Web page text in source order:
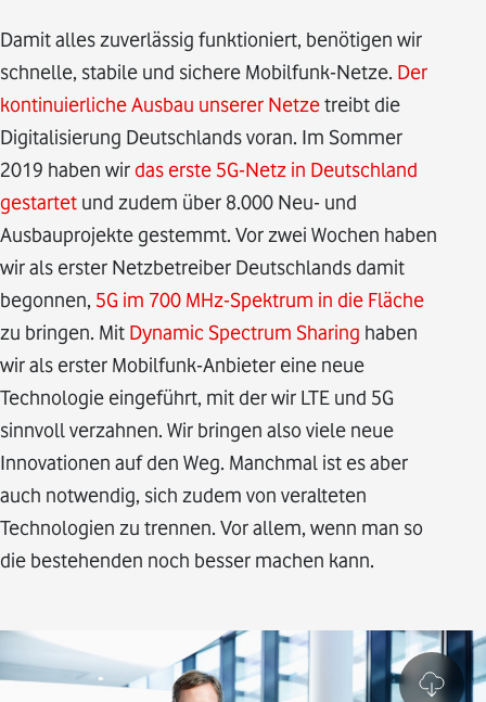
Damit alles zuverlässig funktioniert, benötigen wir
schnelle, stabile und sichere Mobilfunk-Netze. Der
kontinuierliche Ausbau unserer Netzetreibt die
Digitalisierung Deutschlands voran. Im Sommer
2019 haben wir das erste 5G-Netz in Deutschland
gestartet und zudem über 8.000 Neu- und
Ausbauprojekte gestemmt. Vor zwei Wochen haben
wir als erster Netzbetreiber Deutschlands damit
begonnen, 5G im 700 MHz-Spektrum in die Fläche
zu bringen. Mit Dynamic Spectrum Sharing haben
wir als erster Mobilfunk-Anbieter eine neue
Technologie eingeführt, mit der wir LTE und 5G
sinnvoll verzahnen. Wir bringen also viele neue
Innovationen auf den Weg. Manchmal ist es aber
auch notwendig, sich zudem von veralteten
Technologien zu trennen. Vor allem, wenn man so
die bestehenden noch besser machen kann.